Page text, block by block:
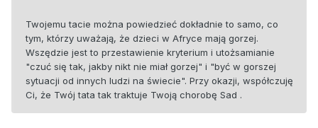
Twojemu tacie można powiedzieć dokładnie to samo, co
tym, którzy uważają, że dzieci w Afryce mają gorzej.
Wszędzie jest to przestawienie kryterium i utożsamianie
"czuć się tak, jakby nikt nie miał gorzej" i "być w gorszej
sytuacji od innych ludzi na świecie". Przy okazji, współczuję
Ci, że Twój tata tak traktuje Twoją chorobę Sad .